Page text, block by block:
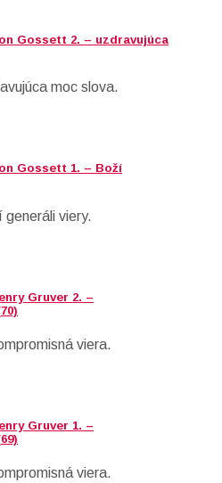
Gossett 2. – uzdravujúca
moc slova.
Gossett 1. – Boží
viery.
Gruver 2. –
viera.
Gruver 1. –
viera.